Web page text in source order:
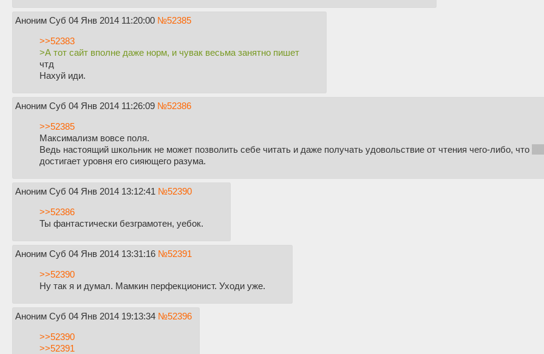
Аноним Суб 04 Янв 2014 11:20:00 №52385
>>52383
>А тот сайт вполне даже норм, и чувак весьма занятно пишет
чтд
Нахуй иди.
Аноним Суб 04 Янв 2014 11:26:09 №52386
>>52385
Максимализм вовсе поля.
Ведь настоящий школьник не может позволить себе читать и даже получать удовольствие от чтения чего-либо, что
достигает уровня его сияющего разума.
Аноним Суб 04 Янв 2014 13:12:41 №52390
>>52386
Ты фантастически безграмотен, уебок.
Аноним Суб 04 Янв 2014 13:31:16 №52391
>>52390
Ну так я и думал. Мамкин перфекционист. Уходи уже.
Аноним Суб 04 Янв 2014 19:13:34 №52396
>>52390
>>52391